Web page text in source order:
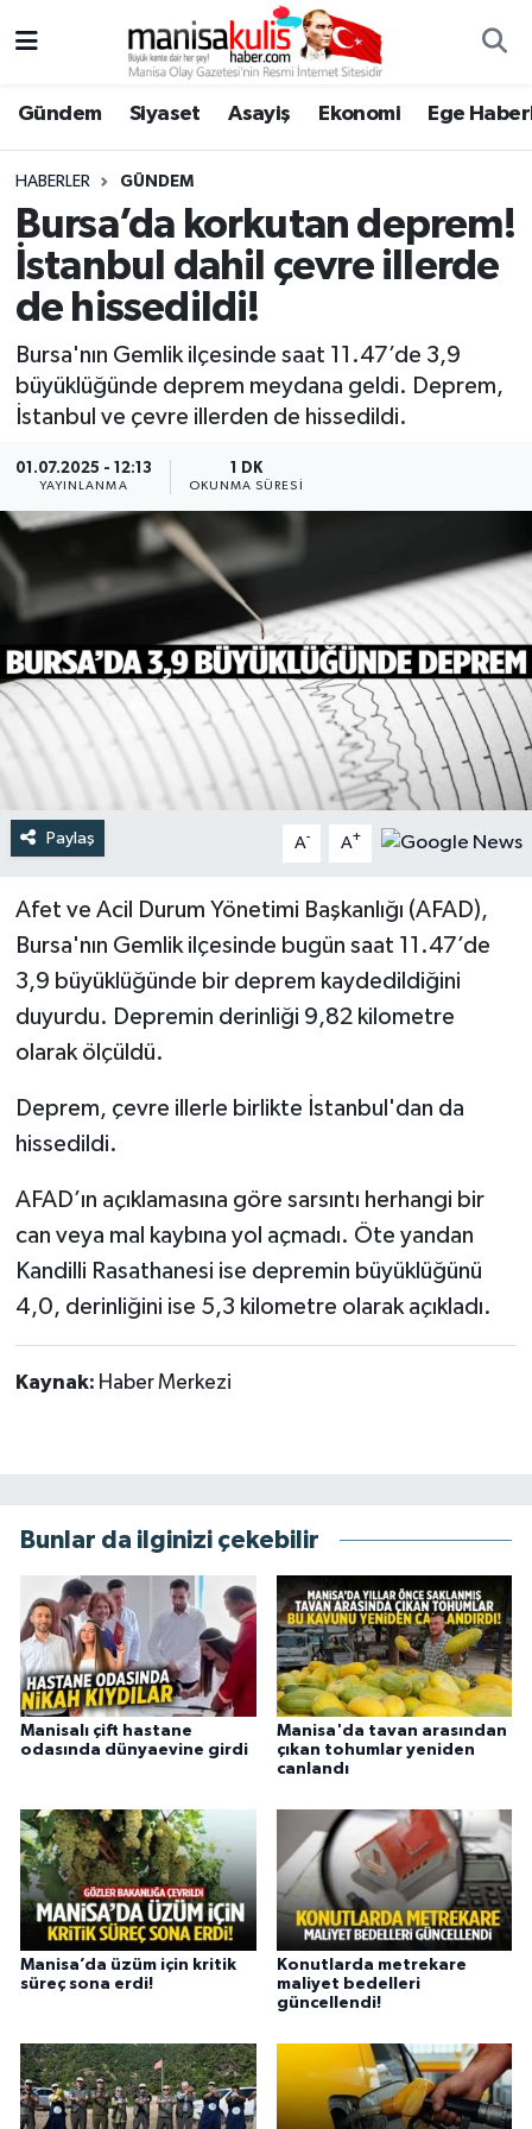
Gündem Siyaset Asayiş Ekonomi Ege
HABERLER GÜNDEM
Bursa’da korkutan deprem!
İstanbul dahil çevre illerde
de hissedildi!
Bursa'nın Gemlik ilçesinde saat 11.47’de 3,9
büyüklüğünde deprem meydana geldi. Deprem,
İstanbul ve çevre illerden de hissedildi.
01.07.2025 - 12:13
YAYINLANMA
1 DK
OKUNMA SÜRESI
Paylaş A- A+
Afet ve Acil Durum Yönetimi Başkanlığı (AFAD),
Bursa'nın Gemlik ilçesinde bugün saat 11.47’de
3,9 büyüklüğünde bir deprem kaydedildiğini
duyurdu. Depremin derinliği 9,82 kilometre
olarak ölçüldü.
Deprem, çevre illerle birlikte İstanbul'dan da
hissedildi.
AFAD’ın açıklamasına göre sarsıntı herhangi bir
can veya mal kaybına yol açmadı. Öte yandan
Kandilli Rasathanesi ise depremin büyüklüğünü
4,0, derinliğini ise 5,3 kilometre olarak açıkladı.
Kaynak: Haber Merkezi
Bunlar da ilginizi çekebilir
Manisalı çift hastane
odasında dünyaevine girdi
Manisa'da tavan arasından
çıkan tohumlar yeniden
canlandı
Manisa’da üzüm için kritik
süreç sona erdi!
Konutlarda metrekare
maliyet bedelleri
güncellendi!
Ege Haberleri
Ekonomi
Genel
Resmi İlan
Spor
Türkiye
Yunusemre Hava Durumu
Yunusemre Trafik Yoğunluk Haritası
Süper Lig Puan Durumu ve Fikstür
Son Dakika Haberleri